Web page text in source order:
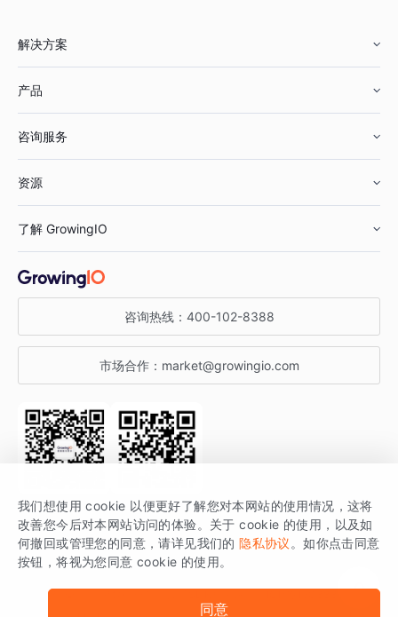
解决方案
鞋服行业
汽车行业
金融行业
产品
智能运营
获客分析
咨询服务
资源
增长公开课
增长博客
开发者文档
SDK 文档
场景指南
了解 GrowingIO
关于 GrowingIO
增长大会
行业活动
咨询热线： 400-102-8388
市场合作： market@growingio.com
关注公众号 获取更多干货
GrowingIO 是专注于数据智能分析与增长的品牌，核心平台为 GrowingIO
分析云。
版权所有 © 北京易数科技有限公司
我们想使用 cookie 以便更好了解您对本网站的使用情况，这将
改善您今后对本网站访问的体验。关于 cookie 的使用，以及如
何撤回或管理您的同意，请详见我们的 隐私协议 。如你点击同意
按钮，将视为您同意 cookie 的使用。
同意